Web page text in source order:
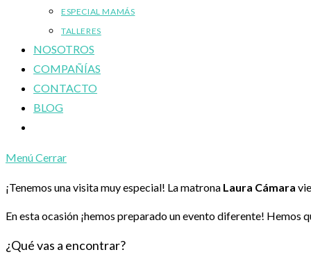
ESPECIAL MAMÁS
TALLERES
NOSOTROS
COMPAÑÍAS
CONTACTO
BLOG
de
la
MenúCerrar
¡Tenemos una visita muy especial! La matrona Laura Cámara
En esta ocasión ¡hemos preparado un evento diferente!
¿Qué vas a encontrar?